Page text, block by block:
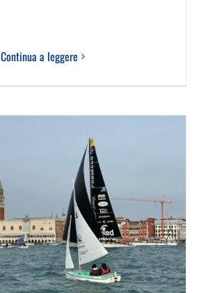
Continua a leggere